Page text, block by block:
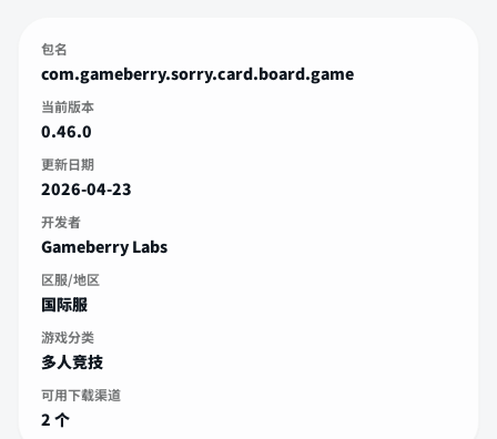
包名
com.gameberry.sorry.card.board.game
当前版本
0.46.0
更新日期
2026-04-23
开发者
Gameberry Labs
区服/地区
国际服
游戏分类
多人竞技
可用下载渠道
2 个